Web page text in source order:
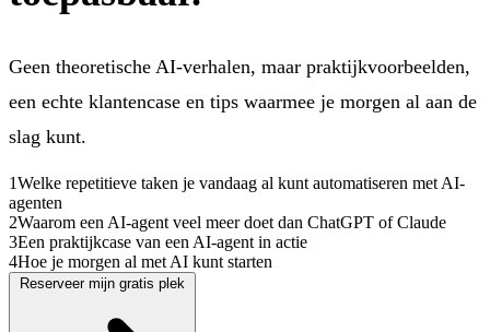
Geen theoretische AI-verhalen, maar praktijkvoorbeelden,
een echte klantencase en tips waarmee je morgen al aan de
slag kunt.
1Welke repetitieve taken je vandaag al kunt automatiseren met AI-
agenten
2Waarom een AI-agent veel meer doet dan ChatGPT of Claude
3Een praktijkcase van een AI-agent in actie
4Hoe je morgen al met AI kunt starten